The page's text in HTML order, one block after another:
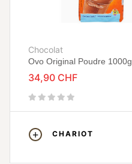
Chocolat
Ovo Original Poudre 1000g
34,90 CHF
CHARIOT